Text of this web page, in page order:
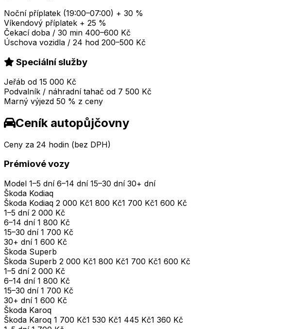
Noční příplatek (19:00–07:00) + 30 %
Víkendový příplatek + 25 %
Čekací doba / 30 min 400–600 Kč
Úschova vozidla / 24 hod 200–500 Kč
Speciální služby
Jeřáb od 15 000 Kč
Podvalník / náhradní tahač od 7 500 Kč
Marný výjezd 50 % z ceny
Ceník autopůjčovny
Ceny za 24 hodin (bez DPH)
Prémiové vozy
Model 1–5 dní 6–14 dní 15–30 dní 30+ dní
Škoda Kodiaq
Škoda Kodiaq 2 000 Kč1 800 Kč1 700 Kč1 600 Kč
1–5 dní 2 000 Kč
6–14 dní 1 800 Kč
15–30 dní 1 700 Kč
30+ dní 1 600 Kč
Škoda Superb
Škoda Superb 2 000 Kč1 800 Kč1 700 Kč1 600 Kč
1–5 dní 2 000 Kč
6–14 dní 1 800 Kč
15–30 dní 1 700 Kč
30+ dní 1 600 Kč
Škoda Karoq
Škoda Karoq 1 700 Kč1 530 Kč1 445 Kč1 360 Kč